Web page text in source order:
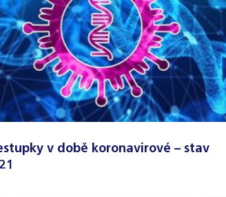
v době koronavirové – stav